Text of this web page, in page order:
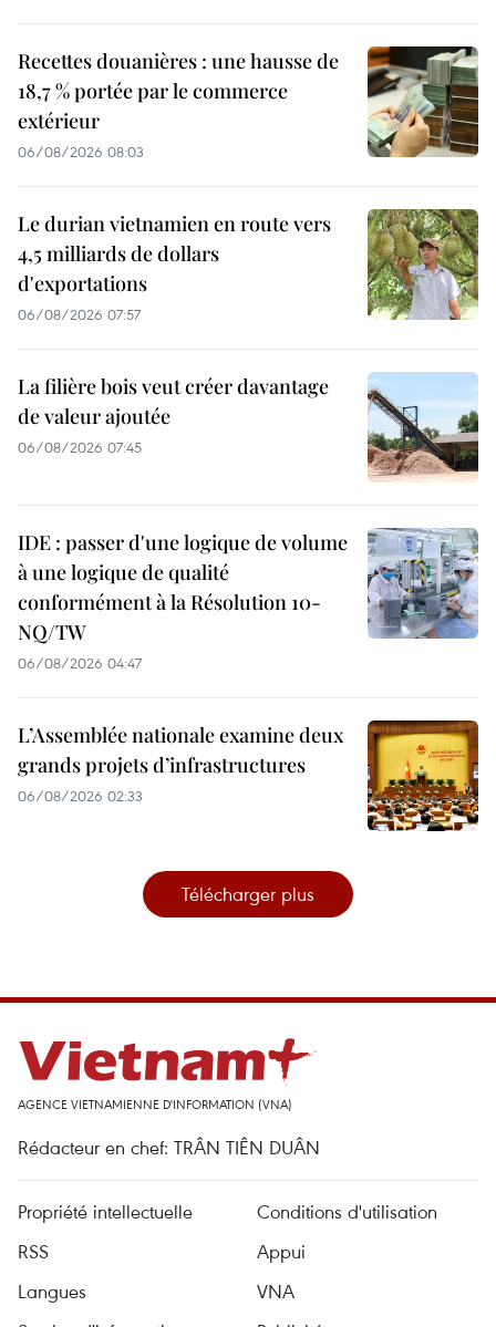
Recettes douanières : une hausse de
18,7 % portée par le commerce
extérieur
06/08/2026 08:03
Le durian vietnamien en route vers
4,5 milliards de dollars
d'exportations
06/08/2026 07:57
La filière bois veut créer davantage
de valeur ajoutée
06/08/2026 07:45
IDE : passer d'une logique de volume
à une logique de qualité
conformément à la Résolution 10-
NQ/TW
06/08/2026 04:47
L’Assemblée nationale examine deux
grands projets d’infrastructures
06/08/2026 02:33
Télécharger plus
AGENCE VIETNAMIENNE D'INFORMATION (VNA)
Rédacteur en chef: TRÂN TIÊN DUÂN
Propriété intellectuelle
Conditions d'utilisation
RSS
Appui
Langues
VNA